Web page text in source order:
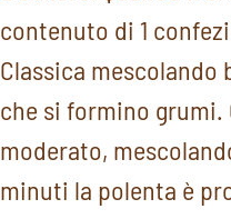
contenuto di 1
Classica
che si formino
moderato,
minuti la polenta è